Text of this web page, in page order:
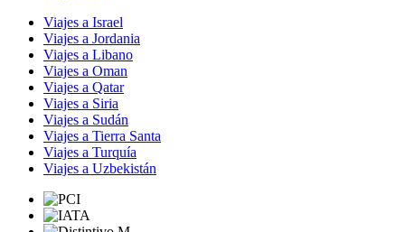
Viajes a Israel
Viajes a Jordania
Viajes a Libano
Viajes a Oman
Viajes a Qatar
Viajes a Siria
Viajes a Sudán
Viajes a Tierra Santa
Viajes a Turquía
Viajes a Uzbekistán